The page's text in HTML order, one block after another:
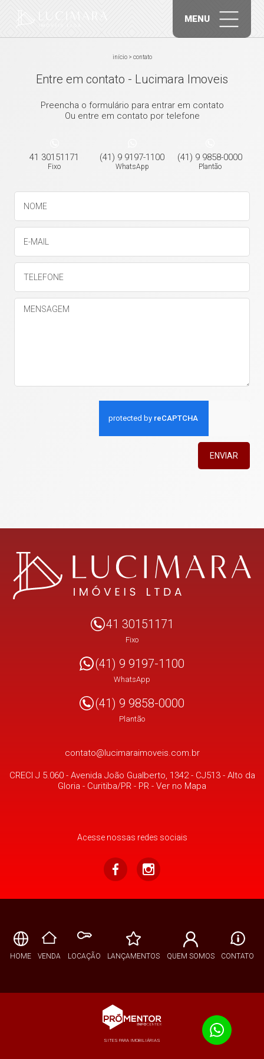
MENU
início> contato
Entre em contato - Lucimara Imoveis
Preencha o formulário para entrar em contato
Ou entre em contato por telefone
41 30151171
Fixo
(41) 9 9197-1100
WhatsApp
(41) 9 9858-0000
Plantão
ENVIAR
41 30151171
Fixo
(41) 9 9197-1100
WhatsApp
(41) 9 9858-0000
Plantão
contato@lucimaraimoveis.com.br
CRECI J 5.060 - Avenida João Gualberto, 1342 - CJ513- Alto da
Gloria - Curitiba/PR - PR - Ver no Mapa
Acesse nossas redes sociais
HOME VENDA LOCAÇÃO LANÇAMENTOS QUEM SOMOS CONTATO
SITES PARA IMOBILIÁRIAS